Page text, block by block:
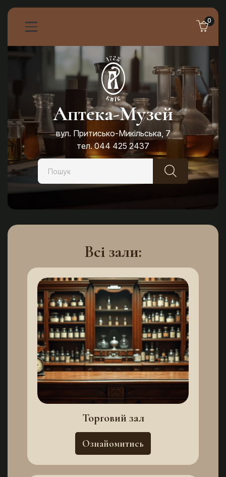
вул. Притисько-Микільська, 7
тел. 044 425 2437
Аптека-Музей
0
Всі зали:
Торговий зал
Ознайомитись